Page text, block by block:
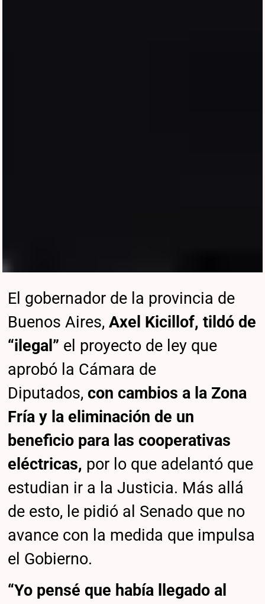
El gobernador de la provincia de
Buenos Aires, Axel Kicillof, tildó de
“ilegal” el proyecto de ley que
aprobó la Cámara de
Diputados,con cambios a la Zona
Fría y la eliminación de un
beneficio para las cooperativas
eléctricas, por lo que adelantó que
estudian ir a la Justicia. Más allá
de esto, le pidió al Senado que no
avance con la medida que impulsa
el Gobierno.
“Yo pensé que había llegado al